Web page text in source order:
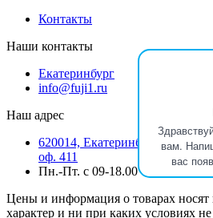
вам.
вас
Контакты
Наши контакты
Екатеринбург
info@fuji1.ru
Наш адрес
620014, Екатеринбург,
оф. 411
Пн.-Пт. с 09-18.00
Цены и информация о товарах
характер и ни при каких условиях